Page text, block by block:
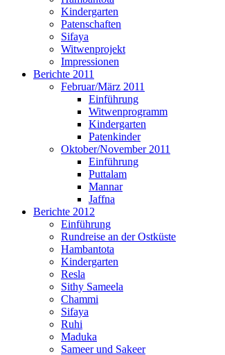
Kindergarten
Patenschaften
Sifaya
Witwenprojekt
Impressionen
Berichte 2011
Februar/März 2011
Einführung
Witwenprogramm
Kindergarten
Patenkinder
Oktober/November 2011
Einführung
Puttalam
Mannar
Jaffna
Berichte 2012
Einführung
Rundreise an der Ostküste
Hambantota
Kindergarten
Resla
Sithy Sameela
Chammi
Sifaya
Ruhi
Maduka
Sameer und Sakeer